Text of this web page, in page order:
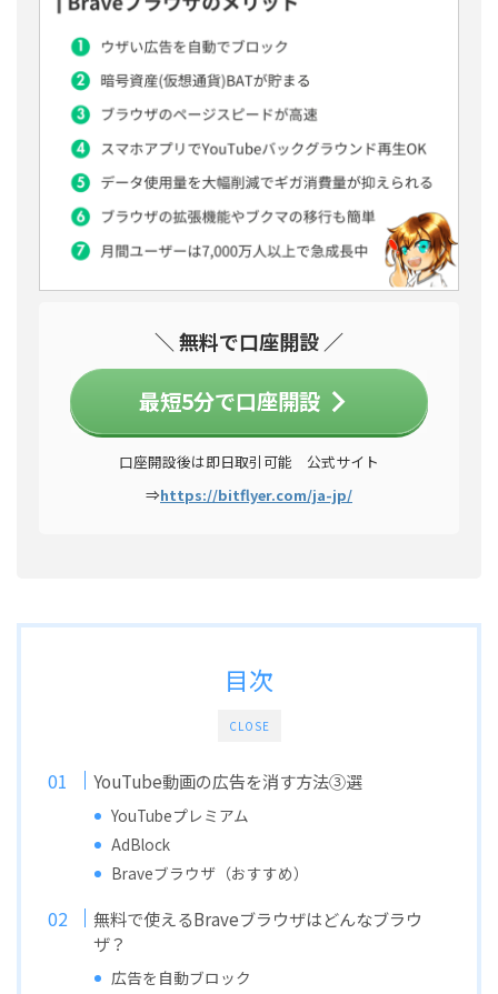
＼ 無料で口座開設 ／
最短5分で口座開設
口座開設後は即日取引可能 公式サイト
⇒https://bitflyer.com/ja-jp/
CLOSE
目次
YouTube動画の広告を消す方法③選
YouTubeプレミアム
AdBlock
Braveブラウザ（おすすめ）
無料で使えるBraveブラウザはどんなブラウ
ザ？
広告を自動ブロック